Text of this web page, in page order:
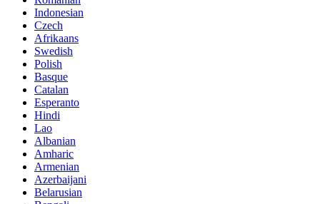
Indonesian
Czech
Afrikaans
Swedish
Polish
Basque
Catalan
Esperanto
Hindi
Lao
Albanian
Amharic
Armenian
Azerbaijani
Belarusian